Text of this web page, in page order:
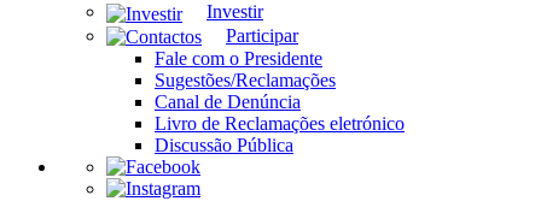
Investir
Participar
Fale com o Presidente
Sugestões/Reclamações
Canal de Denúncia
Livro de Reclamações eletrónico
Discussão Pública